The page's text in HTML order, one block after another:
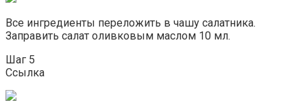
Все ингредиенты переложить в чашу салатника.
Заправить салат оливковым маслом 10 мл.
Шаг 5
Ссылка